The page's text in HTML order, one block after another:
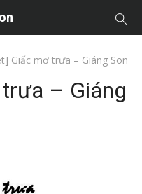
Giấc mơ trưa – Giáng Son
– Giáng